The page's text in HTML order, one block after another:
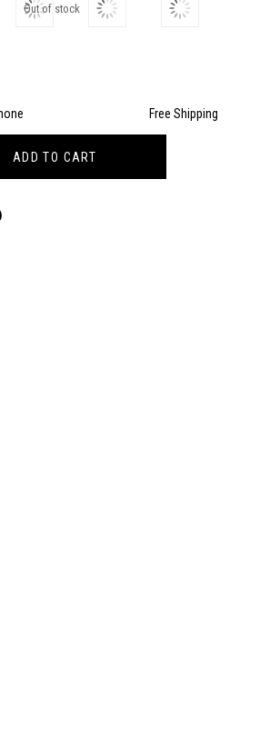
Out of stock
Free Shipping